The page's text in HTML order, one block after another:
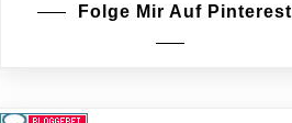
Folge Mir Auf Pinterest